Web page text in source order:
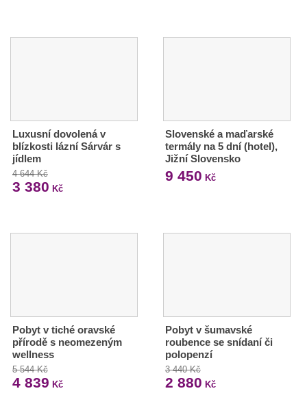
Luxusní dovolená v
blízkosti lázní Sárvár s
jídlem
4 644 Kč
3 380 Kč
Slovenské a maďarské
termály na 5 dní (hotel),
Jižní Slovensko
9 450 Kč
Pobyt v tiché oravské
přírodě s neomezeným
wellness
5 544 Kč
4 839 Kč
Pobyt v šumavské
roubence se snídaní či
polopenzí
3 440 Kč
2 880 Kč